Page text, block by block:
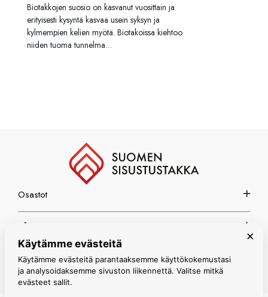
Biotakkojen suosio on kasvanut vuosittain ja
erityisesti kysyntä kasvaa usein syksyn ja
kylmempien kelien myötä. Biotakoissa kiehtoo
niiden tuoma tunnelma…
Osastot
Info
Espoon myymälä
×
Käytämme evästeitä
Käytämme evästeitä parantaaksemme käyttökokemustasi
ja analysoidaksemme sivuston liikennettä. Valitse mitkä
evästeet sallit.